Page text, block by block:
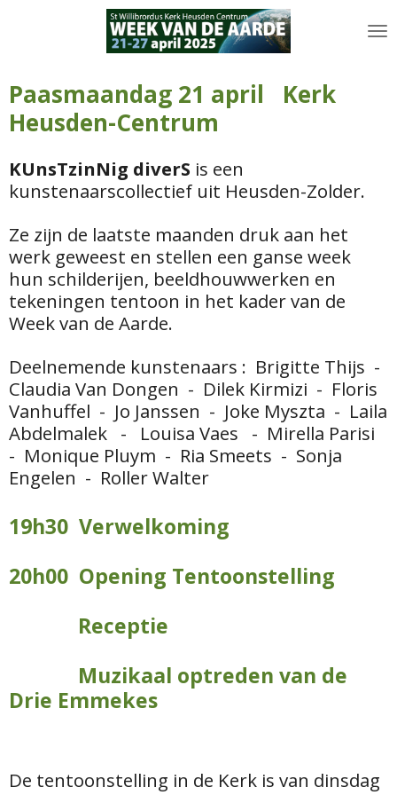
hoofdinhoud
Paasmaandag 21 april Kerk
Heusden-Centrum
KUnsTzinNig diverS is een
kunstenaarscollectief uit Heusden-Zolder.
Ze zijn de laatste maanden druk aan het
werk geweest en stellen een ganse week
hun schilderijen, beeldhouwwerken en
tekeningen tentoon in het kader van de
Week van de Aarde.
Deelnemende kunstenaars : Brigitte Thijs -
Claudia Van Dongen - Dilek Kirmizi - Floris
Vanhuffel - Jo Janssen - Joke Myszta - Laila
Abdelmalek - Louisa Vaes - Mirella Parisi
- Monique Pluym - Ria Smeets - Sonja
Engelen - Roller Walter
19h30 Verwelkoming
20h00 Opening Tentoonstelling
Receptie
Muzikaal optreden van de
Drie Emmekes
De tentoonstelling in de Kerk is van dinsdag